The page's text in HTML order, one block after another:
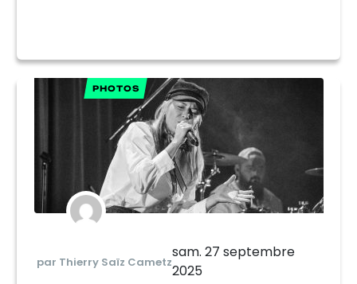
PHOTOS
par Thierry Saïz Cametz
sam. 27 septembre
2025